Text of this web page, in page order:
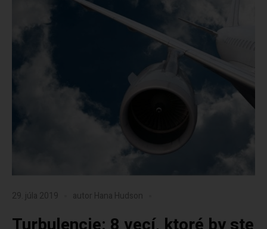
29. júla 2019 autor Hana Hudson